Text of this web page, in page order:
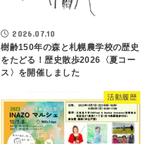
2026.07.10
樹齢150年の森と札幌農学校の歴史
をたどる！歴史散歩2026〈夏コー
ス〉を開催しました
活動履歴